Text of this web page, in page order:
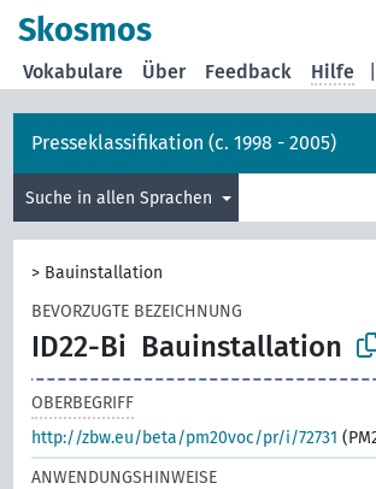
Skosmos
Vokabulare Über Feedback Hilfe
Presseklassifikation (c. 1998 - 2005)
Suche in allen Sprachen
> Bauinstallation
BEVORZUGTE BEZEICHNUNG
ID22-Bi Bauinstallation
OBERBEGRIFF
http://zbw.eu/beta/pm20voc/pr/i/72731
ANWENDUNGSHINWEISE